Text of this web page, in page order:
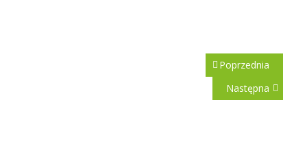
Poprzednia
Następna